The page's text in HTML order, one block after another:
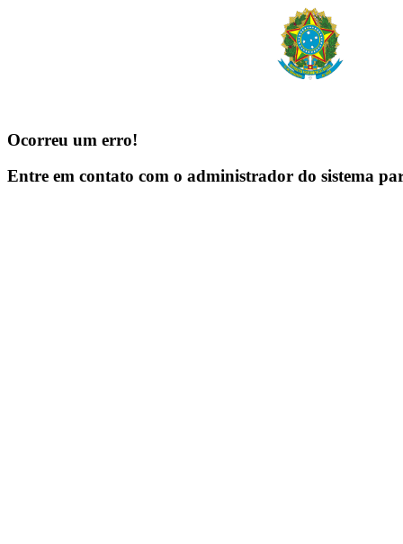
Ocorreu um erro!
Entre em contato com o administrador do sistema